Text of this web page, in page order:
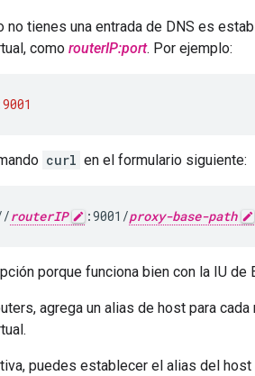
no tienes una entrada de DNS es
como routerIP:port. Por ejemplo:
9001
curl en el formulario siguiente:
routerIP :9001/proxy-base-path
porque funciona bien con la IU de
agrega un alias de host para
puedes establecer el alias del host